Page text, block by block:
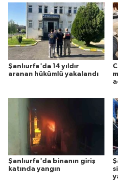
Şanlıurfa'da 14 yıldır
aranan hükümlü yakalandı
Şanlıurfa'da binanın giriş
katında yangın